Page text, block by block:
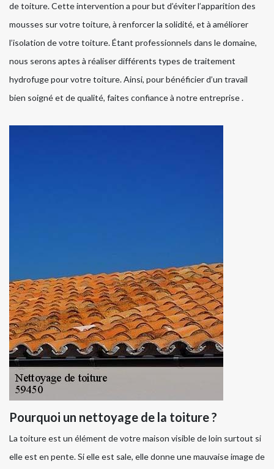
de toiture. Cette intervention a pour but d’éviter l’apparition des
mousses sur votre toiture, à renforcer la solidité, et à améliorer
l’isolation de votre toiture. Étant professionnels dans le domaine,
nous serons aptes à réaliser différents types de traitement
hydrofuge pour votre toiture. Ainsi, pour bénéficier d’un travail
bien soigné et de qualité, faites confiance à notre entreprise .
Pourquoi un nettoyage de la toiture ?
La toiture est un élément de votre maison visible de loin surtout si
elle est en pente. Si elle est sale, elle donne une mauvaise image de